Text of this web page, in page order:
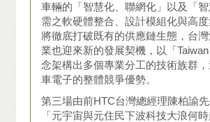
車輛的「智慧化、聯網化」以及「
需之軟硬體整合、設計模組化與高度
將徹底打破既有的供應鏈生態，台
業也迎來新的發展契機，以「
念架構出多個專業分工的技術族群
車電子的整體競爭優勢。
第三場由前HTC台灣總經理陳柏諭
「元宇宙與元住民下波科技大浪何